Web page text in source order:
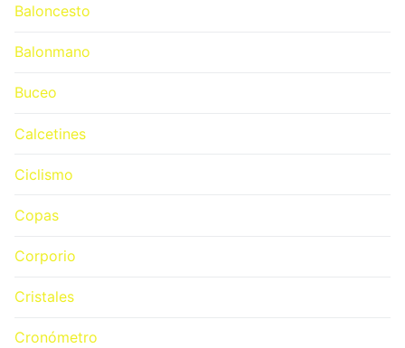
Baloncesto
Balonmano
Buceo
Calcetines
Ciclismo
Copas
Corporio
Cristales
Cronómetro